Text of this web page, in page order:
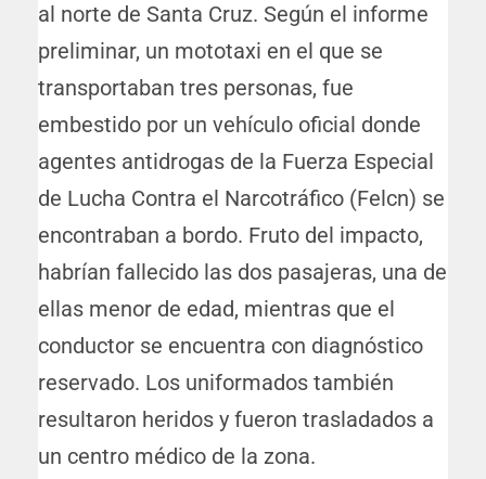
al norte de Santa Cruz. Según el informe
preliminar, un mototaxi en el que se
transportaban tres personas, fue
embestido por un vehículo oficial donde
agentes antidrogas de la Fuerza Especial
de Lucha Contra el Narcotráfico (Felcn) se
encontraban a bordo. Fruto del impacto,
habrían fallecido las dos pasajeras, una de
ellas menor de edad, mientras que el
conductor se encuentra con diagnóstico
reservado. Los uniformados también
resultaron heridos y fueron trasladados a
un centro médico de la zona.